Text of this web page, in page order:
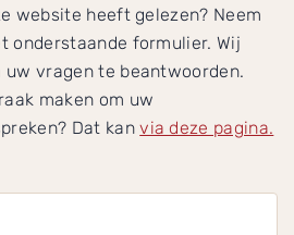
website heeft gelezen? Neem
onderstaande formulier. Wij
vragen te beantwoorden.
maken om uw
Dat kanvia deze pagina.